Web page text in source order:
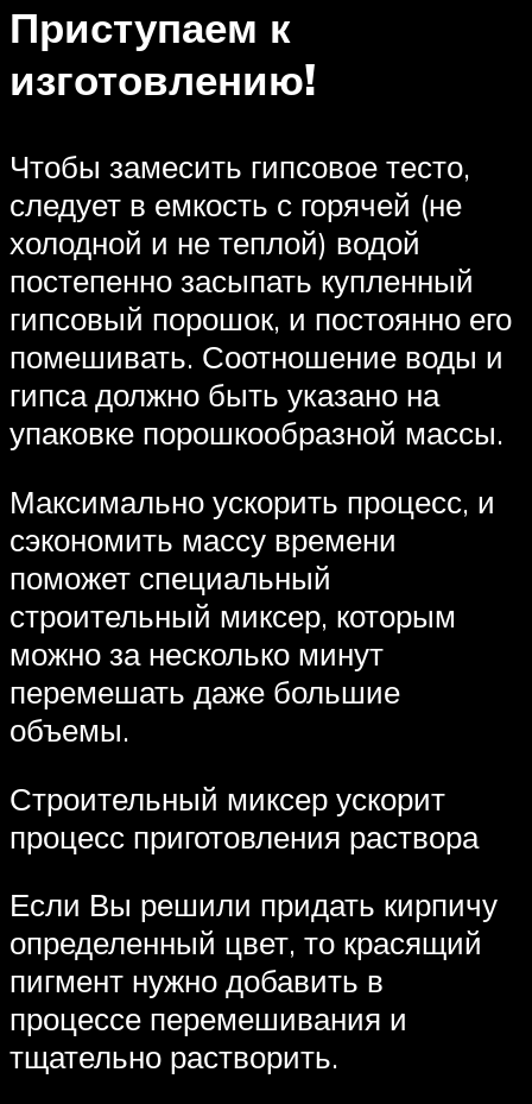
Приступаем к
изготовлению!
Чтобы замесить гипсовое тесто,
следует в емкость с горячей (не
холодной и не теплой) водой
постепенно засыпать купленный
гипсовый порошок, и постоянно его
помешивать. Соотношение воды и
гипса должно быть указано на
упаковке порошкообразной массы.
Максимально ускорить процесс, и
сэкономить массу времени
поможет специальный
строительный миксер, которым
можно за несколько минут
перемешать даже большие
объемы.
Строительный миксер ускорит
процесс приготовления раствора
Если Вы решили придать кирпичу
определенный цвет, то красящий
пигмент нужно добавить в
процессе перемешивания и
тщательно растворить.